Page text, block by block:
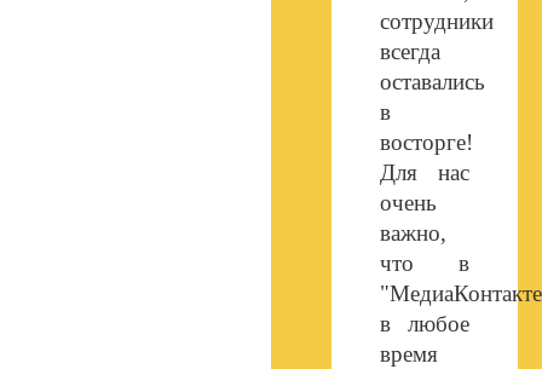
сотрудники
всегда
оставались
в
восторге!
Для нас
очень
важно,
что в
в любое
время